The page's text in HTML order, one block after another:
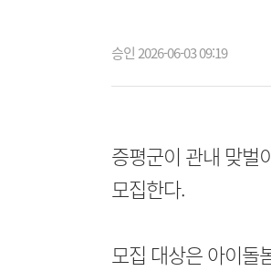
승인 2026-06-03 09:19
증평군이 관내 맞벌
모집한다.
모집 대상은 아이돌